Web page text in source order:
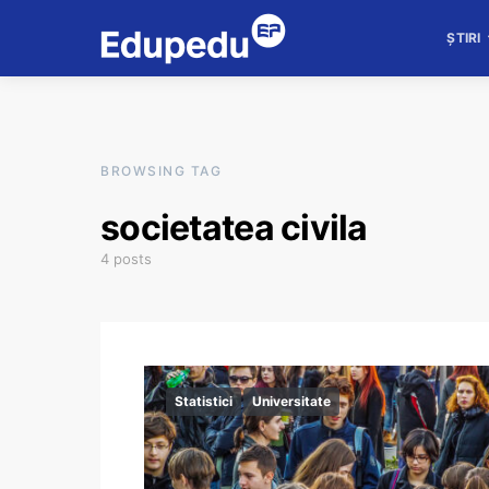
ȘTIRI
BROWSING TAG
societatea civila
4 posts
Statistici Universitate